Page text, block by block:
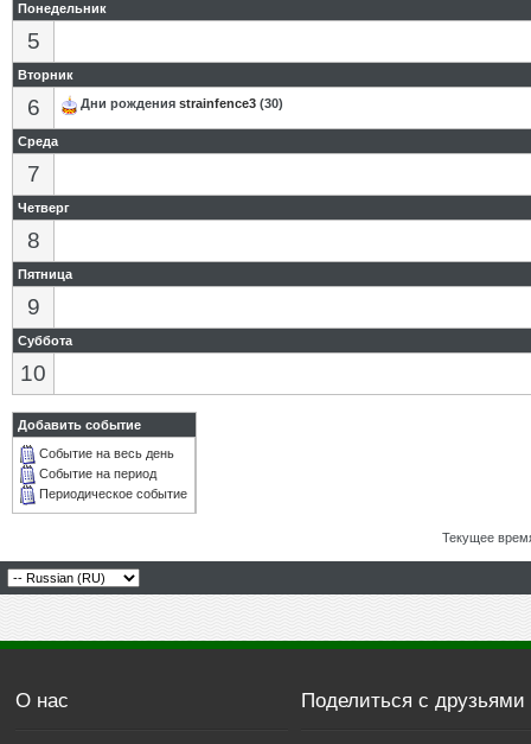
Понедельник
5
Вторник
6 Дни рождения strainfence3 (30)
Среда
7
Четверг
8
Пятница
9
Суббота
10
Добавить событие
Событие на весь день
Событие на период
Периодическое событие
Текущее
О нас Поделиться с друзьями